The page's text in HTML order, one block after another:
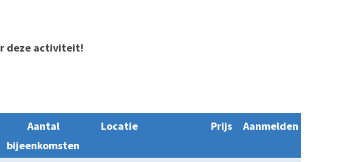
deze activiteit!
Aantal
bijeenkomsten
Locatie Prijs Aanmelden